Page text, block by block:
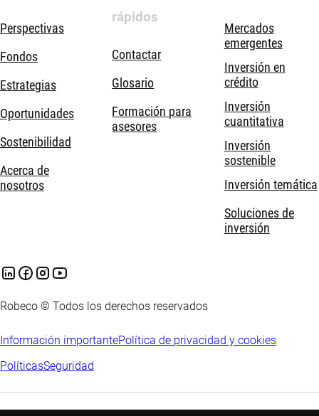
Perspectivas
Fondos
Estrategias
Oportunidades
Sostenibilidad
Acerca de
nosotros
rápidos
Contactar
Glosario
Formación para
asesores
Mercados
emergentes
Inversión en
crédito
Inversión
cuantitativa
Inversión
sostenible
Inversión temática
Soluciones de
inversión
Robeco © Todos los derechos reservados
Información importantePolítica de privacidad y cookies
PolíticasSeguridad